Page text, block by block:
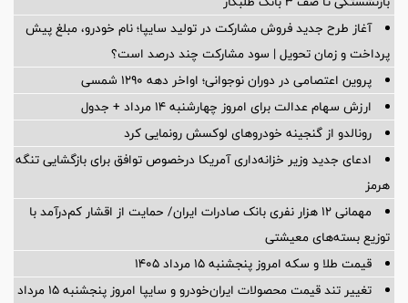
آغاز طرح جدید فروش مشارکت در تولید سایپا؛ نام خودرو، مبلغ پیش
پرداخت و زمان تحویل | سود مشارکت چند درصد است؟
پروین اعتصامی در دوران نوجوانی؛ اواخر دهه ۱۲۹۰ شمسی
ارزش سهام عدالت برای امروز چهارشنبه ۱۴ مرداد + جدول
رونالدو از گنجینه خودروهای لوکسش رونمایی کرد
ادعای جدید وزیر خزانه‌داری آمریکا درخصوص توافق برای بازگشایی تنگه
هرمز
مهمانی ۱۲ هزار نفری بانک صادرات ایران/ حمایت از اقشار کم‌درآمد با
توزیع بسته‌های معیشتی
قیمت طلا و سکه امروز پنجشنبه ۱۵ مرداد ۱۴۰۵
تغییر تند قیمت محصولات ایران‌خودرو و سایپا امروز پنجشنبه ۱۵ مرداد